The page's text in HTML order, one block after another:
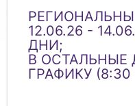
12.06.26 -
ДНИ;
В
ГРАФИКУ (8:30